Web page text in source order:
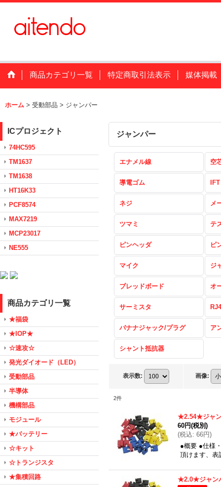
商品カテゴリ一覧 特定商取引法表示 媒体掲載
ホーム > 受動部品 > ジャンパー
ICプロジェクト
74HC595
TM1637
TM1638
HT16K33
PCF8574
MAX7219
MCP23017
NE555
商品カテゴリ一覧
★福袋
★IOP★
☆速攻☆
発光ダイオード（LED）
受動部品
半導体
機構部品
モジュール
★バッテリー
☆キット
☆トランジスタ
★集積回路
ジャンパー
エナメル線 空
導電ゴム IFT
ネジ メ
ツマミ テ
ピンヘッダ ピ
マイク ジ
ブレッドボード オ
サーミスタ
バナナジャック/プラグ ア
シャント抵抗器
表示数: 画像:
2件
★2.54★ジャン
60円(税別)
(税込: 66円)
●概要 ●仕様
頂けます、表
★2.0★ジャン